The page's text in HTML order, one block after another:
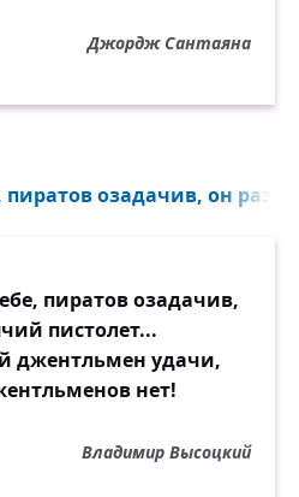
Джордж Сантаяна
пиратов озадачив, он
пиратов озадачив,
пистолет...
джентльмен удачи,
нет!
Владимир Высоцкий